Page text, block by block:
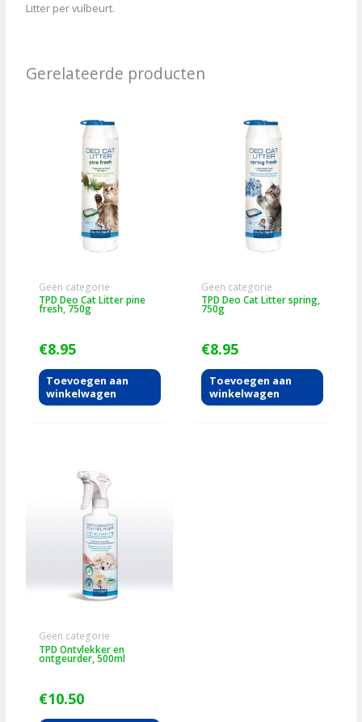
Litter per vulbeurt.
Gerelateerde producten
Geen categorie
TPD Deo Cat Litter pine
fresh, 750g
€8.95
Toevoegen aan
winkelwagen
Geen categorie
TPD Deo Cat Litter spring,
750g
€8.95
Toevoegen aan
winkelwagen
Geen categorie
TPD Ontvlekker en
ontgeurder, 500ml
€10.50